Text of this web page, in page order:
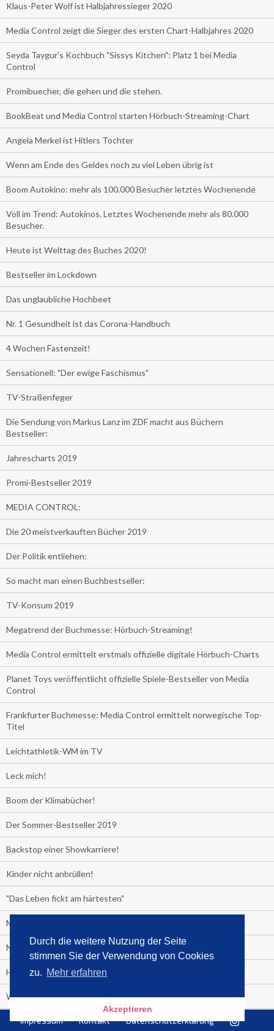
Durch die weitere Nutzung der Seite
stimmen Sie der Verwendung von Cookies
zu. Mehr erfahren
Akzeptieren
Klaus-Peter Wolf ist Halbjahressieger 2020
Media Control zeigt die Sieger des ersten Chart-Halbjahres 2020
Seyda Taygur's Kochbuch "Sissys Kitchen": Platz 1 bei Media
Control
Promibuecher, die gehen und die stehen.
BookBeat und Media Control starten Hörbuch-Streaming-Chart
Angela Merkel ist Hitlers Tochter
Wenn am Ende des Geldes noch zu viel Leben übrig ist
Boom Autokino: mehr als 100.000 Besucher letztes Wochenende
Voll im Trend: Autokinos. Letztes Wochenende mehr als 80.000
Besucher.
Heute ist Welttag des Buches 2020!
Bestseller im Lockdown
Das unglaubliche Hochbeet
Nr. 1 Gesundheit ist das Corona-Handbuch
4 Wochen Fastenzeit!
Sensationell: "Der ewige Faschismus"
TV-Straßenfeger
Die Sendung von Markus Lanz im ZDF macht aus Büchern
Bestseller:
Jahrescharts 2019
Promi-Bestseller 2019
MEDIA CONTROL:
Die 20 meistverkauften Bücher 2019
Der Politik entliehen:
So macht man einen Buchbestseller:
TV-Konsum 2019
Megatrend der Buchmesse: Hörbuch-Streaming!
Media Control ermittelt erstmals offizielle digitale Hörbuch-Charts
Planet Toys veröffentlicht offizielle Spiele-Bestseller von Media
Control
Frankfurter Buchmesse: Media Control ermittelt norwegische Top-
Titel
Leichtathletik-WM im TV
Leck mich!
Boom der Klimabücher!
Der Sommer-Bestseller 2019
Backstop einer Showkarriere!
Kinder nicht anbrüllen!
"Das Leben fickt am härtesten"
Media Control exklusiv:
Negativzins
Heute ist Tag des Malbuchs
Welches Auto fahren Sie?
Media Control ermittelt: Das ist der Sommerhit 2019
Impressum Kontakt Datenschutzerklärung